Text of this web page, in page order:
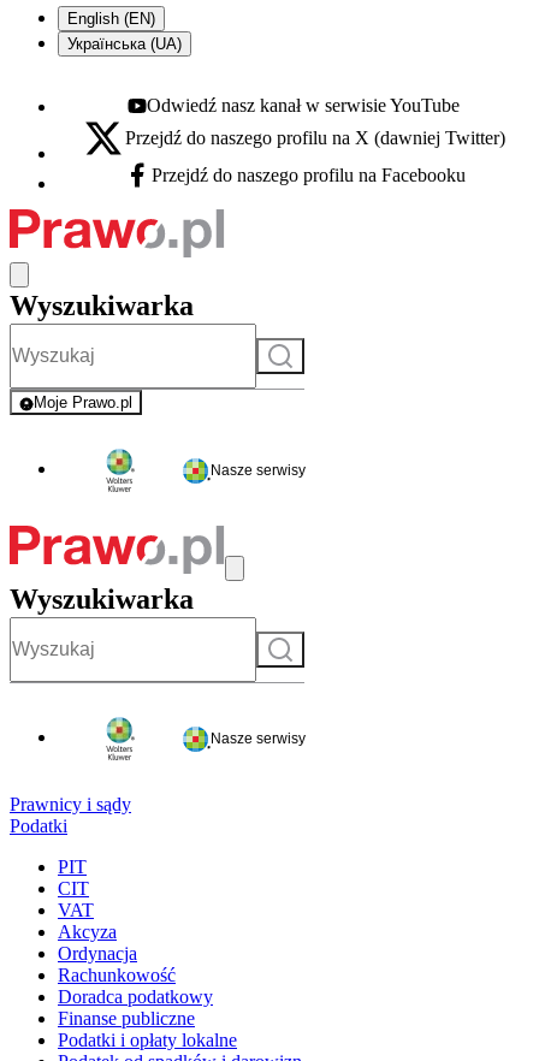
English (EN)
Українська (UA)
Youtube - otwiera się w nowej karcie
Odwiedź nasz kanał w serwisie YouTube
X - otwiera się w nowej karcie
Przejdź do naszego profilu na X (dawniej Twitter)
Facebook - otwiera się w nowej karcie
Przejdź do naszego profilu na Facebooku
Wyszukiwarka
Szukaj
Moje Prawo.pl
- rejestracja i logowanie do serwisu
Nasze serwisy
Wyszukiwarka
Szukaj
Nasze serwisy
Prawnicy i sądy
Podatki
PIT
CIT
VAT
Akcyza
Ordynacja
Rachunkowość
Doradca podatkowy
Finanse publiczne
Podatki i opłaty lokalne